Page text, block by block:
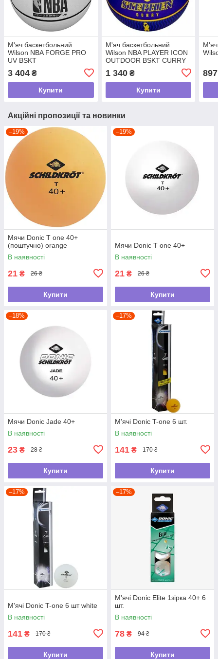
М'яч баскетбольний
Wilson NBA FORGE PRO
UV BSKT
3 404 ₴
Купити
М'яч баскетбольний
Wilson NBA PLAYER ICON
OUTDOOR BSKT CURRY
1 340₴
Купити
М'яч
897
Акційні пропозиції та новинки
–19%
Мячи Donic T one 40+
(поштучно) orange
В наявності
21 ₴ 26 ₴
Купити
–19%
Мячи Donic T one 40+
В наявності
21 ₴ 26 ₴
Купити
–18%
Мячи Donic Jade 40+
В наявності
23 ₴ 28 ₴
Купити
–17%
М'ячі Donic T-one 6 шт.
В наявності
141 ₴ 170 ₴
Купити
–17%
М'ячі Donic T-one 6 шт white
В наявності
141 ₴ 170 ₴
Купити
–17%
М'ячі Donic Elite 1зірка 40+ 6
шт.
В наявності
78 ₴ 94 ₴
Купити